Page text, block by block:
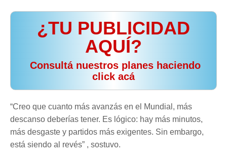
¿TU PUBLICIDAD
AQUÍ?
️ Consultá nuestros planes haciendo
click acá
“Creo que cuanto más avanzás en el Mundial, más
descanso deberías tener. Es lógico: hay más minutos,
más desgaste y partidos más exigentes. Sin embargo,
está siendo al revés” , sostuvo.